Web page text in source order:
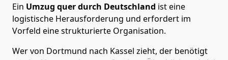
Ein Umzug quer durch Deutschland ist eine
logistische Herausforderung und erfordert im
Vorfeld eine strukturierte Organisation.
Wer von Dortmund nach Kassel zieht, der benötigt